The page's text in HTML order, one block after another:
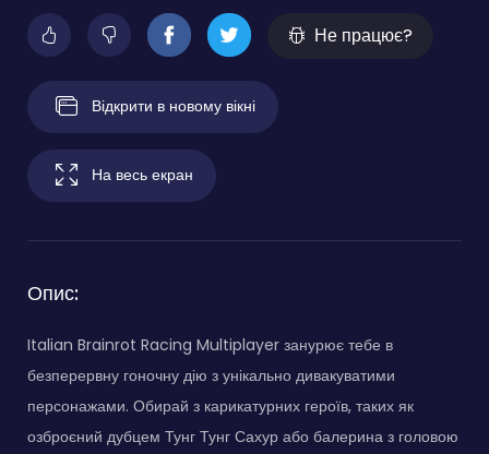
Не працює?
Відкрити в новому вікні
На весь екран
Опис:
Italian Brainrot Racing Multiplayer занурює тебе в
безперервну гоночну дію з унікально дивакуватими
персонажами. Обирай з карикатурних героїв, таких як
озброєний дубцем Тунг Тунг Сахур або балерина з головою